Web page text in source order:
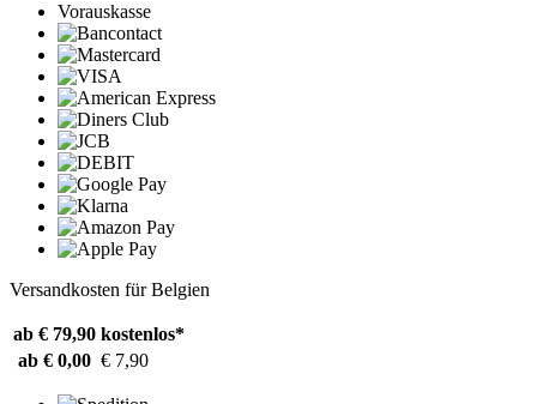
Vorauskasse
Versandkosten für Belgien
ab € 79,90 kostenlos*
ab € 0,00 € 7,90